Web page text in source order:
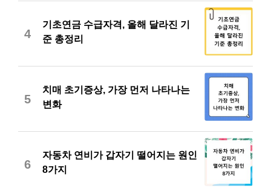
4
기초연금 수급자격, 올해 달라진 기
준 총정리
5
치매 초기증상, 가장 먼저 나타나는
변화
6
자동차 연비가 갑자기 떨어지는 원인
8가지